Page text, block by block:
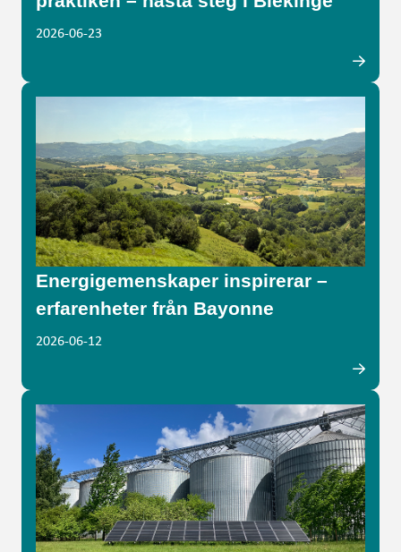
2026-06-23
Energigemenskaper inspirerar –
erfarenheter från Bayonne
2026-06-12